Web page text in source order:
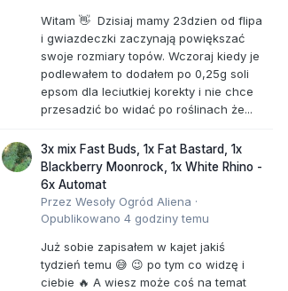
Witam 👋 Dzisiaj mamy 23dzien od flipa
i gwiazdeczki zaczynają powiększać
swoje rozmiary topów. Wczoraj kiedy je
podlewałem to dodałem po 0,25g soli
epsom dla leciutkiej korekty i nie chce
przesadzić bo widać po roślinach że...
3x mix Fast Buds, 1x Fat Bastard, 1x
Blackberry Moonrock, 1x White Rhino -
6x Automat
Przez Wesoły Ogród Aliena ·
Opublikowano 4 godziny temu
Już sobie zapisałem w kajet jakiś
tydzień temu 😅 😉 po tym co widzę i
ciebie 🔥 A wiesz może coś na temat